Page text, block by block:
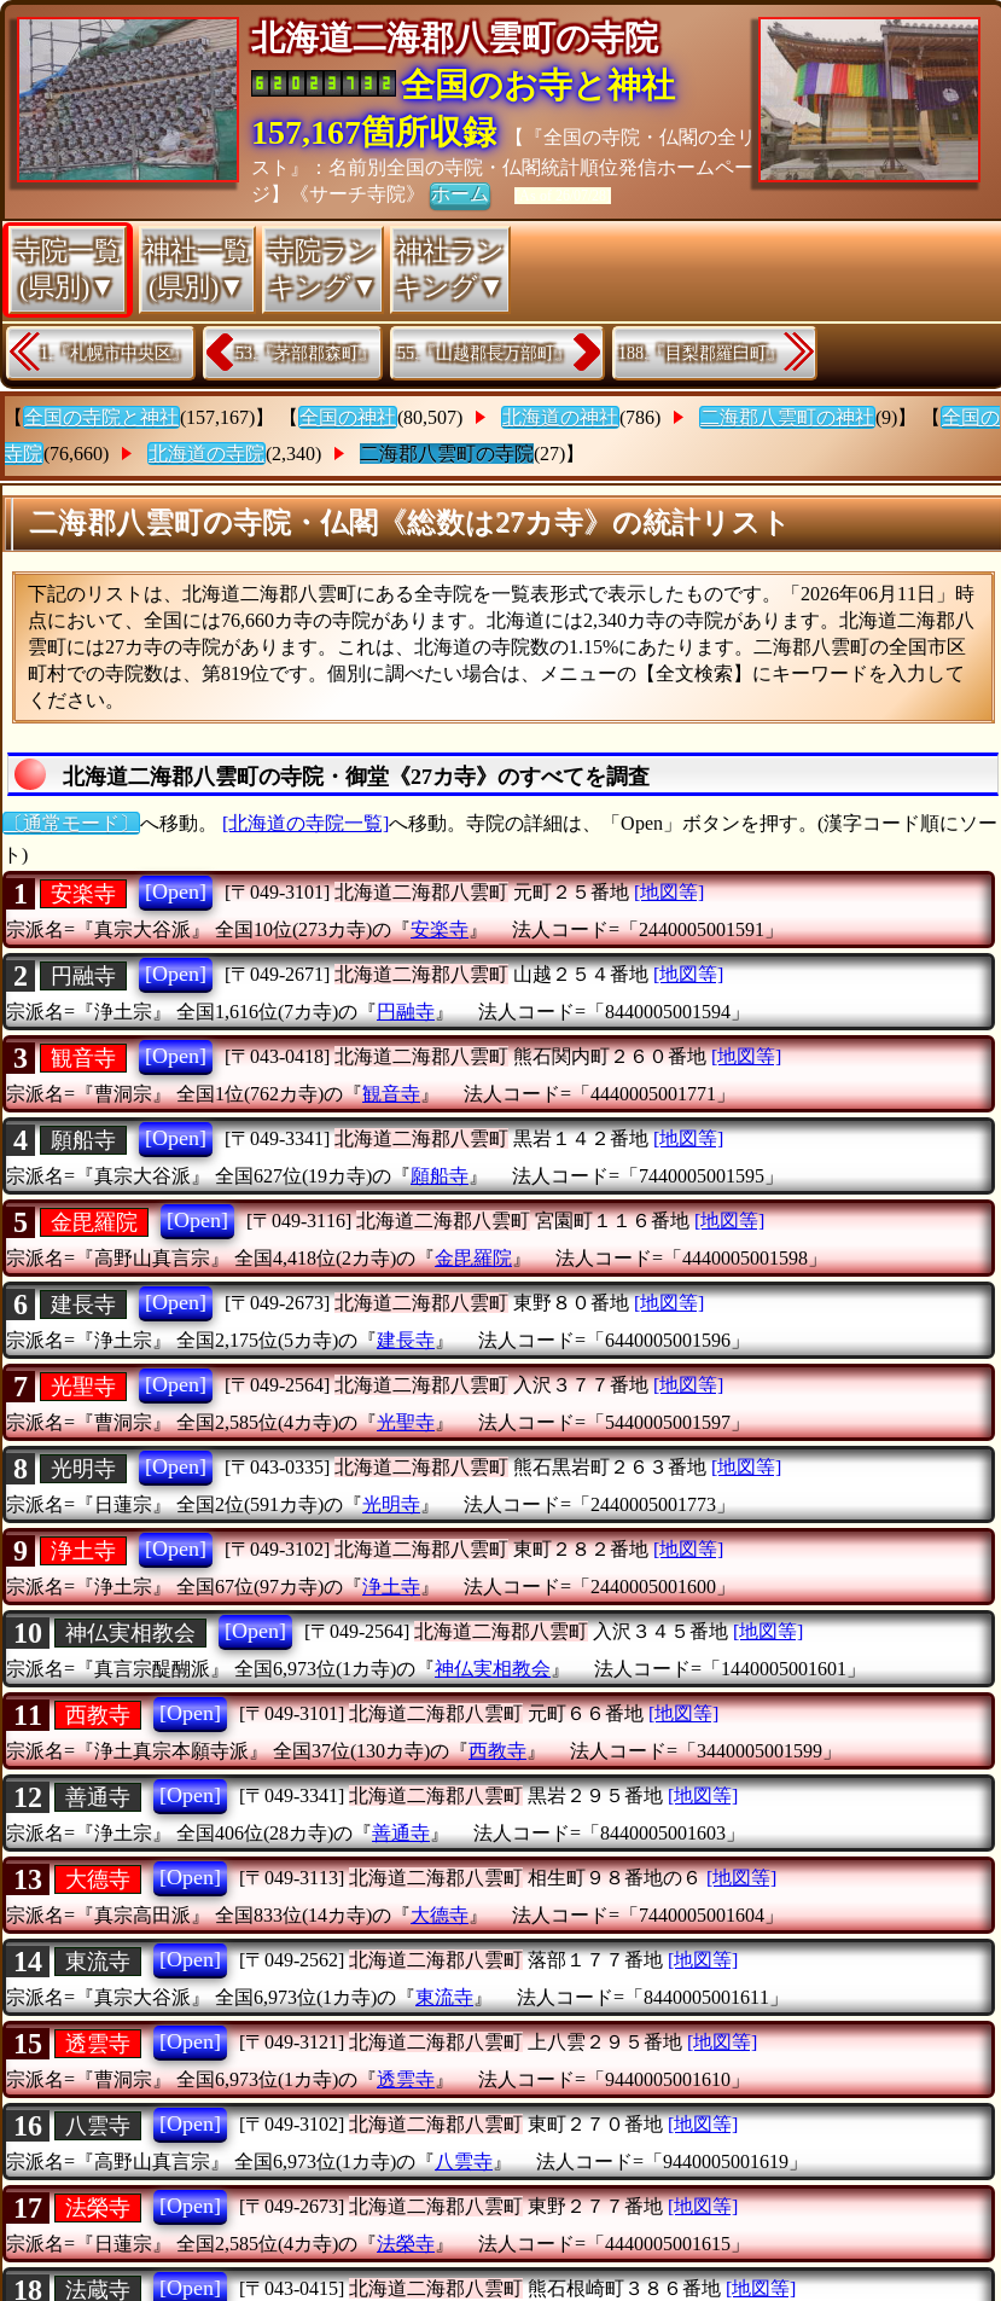
北海道二海郡八雲町の寺院
全国のお寺と神社
157,167箇所収録
【『全国の寺院・仏閣の全リ
スト』：名前別全国の寺院・仏閣統計順位発信ホームペー
ジ】《サーチ寺院》ホーム [As of 26/07/28]
寺院一覧
(県別)▼
神社一覧
(県別)▼
寺院ラン
キング▼
神社ラン
キング▼
1.『札幌市中央区』 53.『茅部郡森町』 55.『山越郡長万部町』 188.『目梨郡羅臼町』
【 全国の寺院と神社(157,167)】 【 全国の神社(80,507) 北海道の神社(786) 二海郡八雲町の神社(9)】 【 全国の
寺院(76,660) 北海道の寺院(2,340) 二海郡八雲町の寺院(27)】
二海郡八雲町の寺院・仏閣《総数は27カ寺》の統計リスト
下記のリストは、北海道二海郡八雲町にある全寺院を一覧表形式で表示したものです。「2026年06月11日」時
点において、全国には76,660カ寺の寺院があります。北海道には2,340カ寺の寺院があります。北海道二海郡八
雲町には27カ寺の寺院があります。これは、北海道の寺院数の1.15%にあたります。二海郡八雲町の全国市区
町村での寺院数は、第819位です。個別に調べたい場合は、メニューの【全文検索】にキーワードを入力して
ください。
北海道二海郡八雲町の寺院・御堂《27カ寺》のすべてを調査
〔通常モード〕 へ移動。 [北海道の寺院一覧]へ移動。寺院の詳細は、「Open」ボタンを押す。(漢字コード順にソー
ト)
1 安楽寺 [Open] [〒049-3101] 北海道二海郡八雲町元町２５番地 [地図等]
宗派名=『真宗大谷派』 全国10位(273カ寺)の『安楽寺』 法人コード=「2440005001591」
2 円融寺 [Open] [〒049-2671] 北海道二海郡八雲町山越２５４番地 [地図等]
宗派名=『浄土宗』
全国1,616位(7カ寺)の『円融寺 』 法人コード=「8440005001594」
3 観音寺 [Open] [〒043-0418] 北海道二海郡八雲町熊石関内町２６０番地 [地図等]
宗派名=『曹洞宗』 全国1位(762カ寺)の『観音寺』 法人コード=「4440005001771」
4 願船寺 [Open] [〒049-3341] 北海道二海郡八雲町黒岩１４２番地 [地図等]
宗派名=『真宗大谷派』
全国627位(19カ寺)の『願船寺 』 法人コード=「7440005001595」
5 金毘羅院 [Open] [〒049-3116] 北海道二海郡八雲町宮園町１１６番地 [地図等]
宗派名=『高野山真言宗』 全国4,418位(2カ寺)の『金毘羅院』 法人コード=「4440005001598」
6 建長寺 [Open] [〒049-2673] 北海道二海郡八雲町東野８０番地 [地図等]
宗派名=『浄土宗』
全国2,175位(5カ寺)の『建長寺 』 法人コード=「6440005001596」
7 光聖寺 [Open] [〒049-2564] 北海道二海郡八雲町入沢３７７番地 [地図等]
宗派名=『曹洞宗』 全国2,585位(4カ寺)の『光聖寺』 法人コード=「5440005001597」
8 光明寺 [Open] [〒043-0335] 北海道二海郡八雲町熊石黒岩町２６３番地 [地図等]
宗派名=『日蓮宗』
全国2位(591カ寺)の『光明寺 』 法人コード=「2440005001773」
9 浄土寺 [Open] [〒049-3102] 北海道二海郡八雲町東町２８２番地 [地図等]
宗派名=『浄土宗』 全国67位(97カ寺)の『浄土寺』 法人コード=「2440005001600」
10 神仏実相教会 [Open] [〒049-2564] 北海道二海郡八雲町入沢３４５番地 [地図等]
宗派名=『真言宗醍醐派』
全国6,973位(1カ寺)の『神仏実相教会 』 法人コード=「1440005001601」
11 西教寺 [Open] [〒049-3101] 北海道二海郡八雲町元町６６番地 [地図等]
宗派名=『浄土真宗本願寺派』 全国37位(130カ寺)の『西教寺』 法人コード=「3440005001599」
12 善通寺 [Open] [〒049-3341] 北海道二海郡八雲町黒岩２９５番地 [地図等]
宗派名=『浄土宗』
全国406位(28カ寺)の『善通寺 』 法人コード=「8440005001603」
13 大德寺 [Open] [〒049-3113] 北海道二海郡八雲町相生町９８番地の６ [地図等]
宗派名=『真宗高田派』 全国833位(14カ寺)の『大德寺』 法人コード=「7440005001604」
14 東流寺 [Open] [〒049-2562] 北海道二海郡八雲町落部１７７番地 [地図等]
宗派名=『真宗大谷派』
全国6,973位(1カ寺)の『東流寺 』 法人コード=「8440005001611」
15 透雲寺 [Open] [〒049-3121] 北海道二海郡八雲町上八雲２９５番地 [地図等]
宗派名=『曹洞宗』 全国6,973位(1カ寺)の『透雲寺』 法人コード=「9440005001610」
16 八雲寺 [Open] [〒049-3102] 北海道二海郡八雲町東町２７０番地 [地図等]
宗派名=『高野山真言宗』
全国6,973位(1カ寺)の『八雲寺 』 法人コード=「9440005001619」
17 法榮寺 [Open] [〒049-2673] 北海道二海郡八雲町東野２７７番地 [地図等]
宗派名=『日蓮宗』 全国2,585位(4カ寺)の『法榮寺』 法人コード=「4440005001615」
18 法蔵寺 [Open] [〒043-0415] 北海道二海郡八雲町熊石根崎町３８６番地 [地図等]